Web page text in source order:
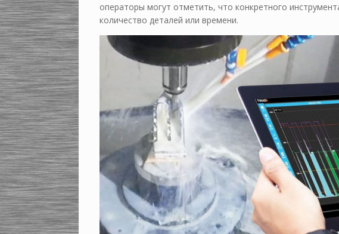
операторы могут отметить, что конкретного
количество деталей или времени.